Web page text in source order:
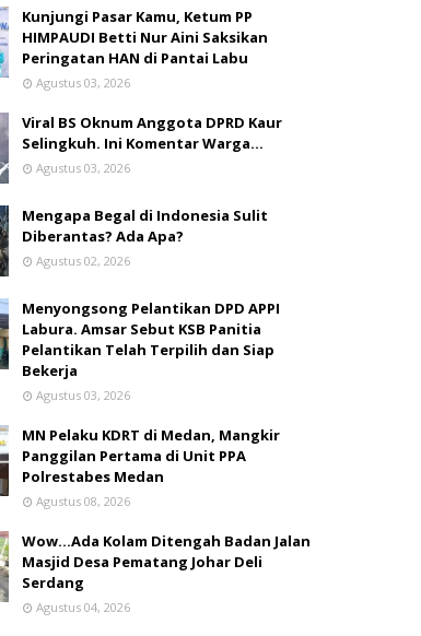
Kunjungi Pasar Kamu, Ketum PP
HIMPAUDI Betti Nur Aini Saksikan
Peringatan HAN di Pantai Labu
Agustus 03, 2026
Viral BS Oknum Anggota DPRD Kaur
Selingkuh. Ini Komentar Warga…
Agustus 03, 2026
Mengapa Begal di Indonesia Sulit
Diberantas? Ada Apa?
Agustus 02, 2026
Menyongsong Pelantikan DPD APPI
Labura. Amsar Sebut KSB Panitia
Pelantikan Telah Terpilih dan Siap
Bekerja
Agustus 03, 2026
MN Pelaku KDRT di Medan, Mangkir
Panggilan Pertama di Unit PPA
Polrestabes Medan
Agustus 08, 2026
Wow...Ada Kolam Ditengah Badan Jalan
Masjid Desa Pematang Johar Deli
Serdang
Agustus 04, 2026